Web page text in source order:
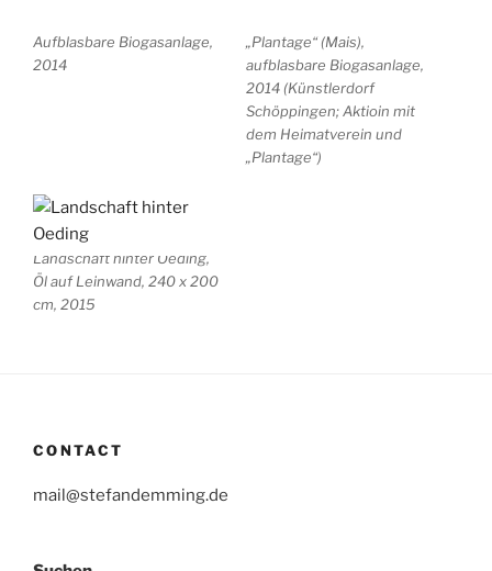
Aufblasbare Biogasanlage,
2014
„Plantage“ (Mais),
aufblasbare Biogasanlage,
2014 (Künstlerdorf
Schöppingen; Aktioin mit
dem Heimatverein und
„Plantage“)
Landschaft hinter Oeding,
Öl auf Leinwand, 240 x 200
cm, 2015
CONTACT
mail@stefandemming.de